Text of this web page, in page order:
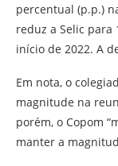
percentual (p.p.)
reduz a Selic para
início de 2022. A
Em nota, o
magnitude na
porém, o Copom
manter a